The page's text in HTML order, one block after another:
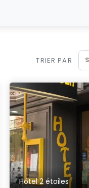
TRIER PAR
Hôtel 2 étoiles